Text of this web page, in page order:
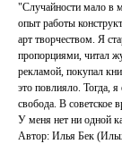
"Случайности мало в
опыт работы
арт творчеством. Я
пропорциями, читал
рекламой, покупал
это повлияло. Тогда, я
свобода. В советское
У меня нет ни одной
Автор: Илья Бек